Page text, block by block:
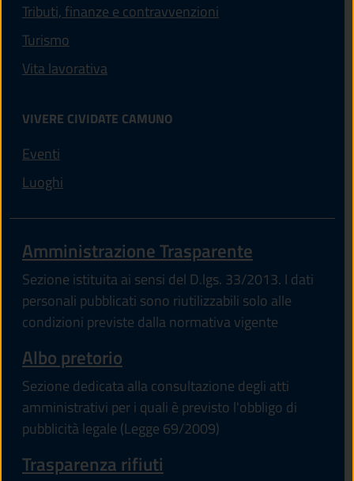
Tributi, finanze e contravvenzioni
Turismo
Vita lavorativa
VIVERE CIVIDATE CAMUNO
Eventi
Luoghi
Amministrazione Trasparente
Sezione istituita ai sensi del D.lgs. 33/2013. I dati
personali pubblicati sono riutilizzabili solo alle
condizioni previste dalla normativa vigente
Albo pretorio
Sezione dedicata alla consultazione degli atti
amministrativi per i quali è previsto l'obbligo di
pubblicità legale (Legge 69/2009)
Trasparenza rifiuti